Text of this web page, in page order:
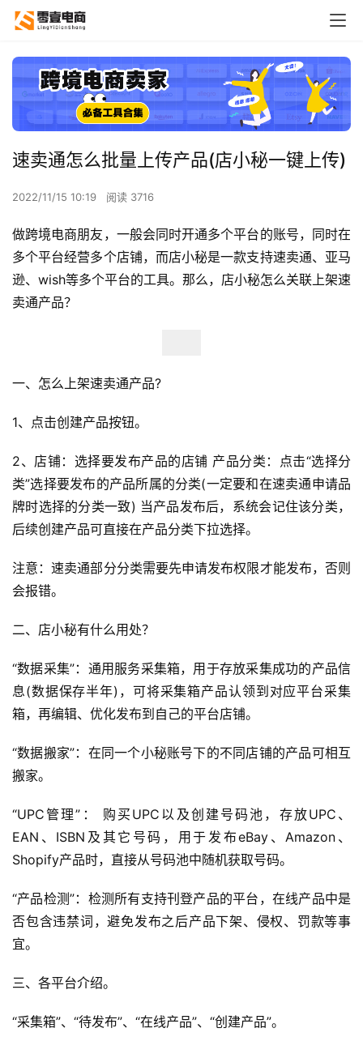
首
速卖通怎么批量上传产品(店小秘一键上传)
2022/11/15 10:19 阅读 3716
做跨境电商朋友，一般会同时开通多个平台的账号，同时在
多个平台经营多个店铺，而店小秘是一款支持速卖通、亚马
逊、wish等多个平台的工具。那么，店小秘怎么关联上架速
卖通产品？
一、怎么上架速卖通产品?
1、点击创建产品按钮。
2、店铺：选择要发布产品的店铺 产品分类：点击“选择分
类”选择要发布的产品所属的分类(一定要和在速卖通申请品
牌时选择的分类一致) 当产品发布后，系统会记住该分类，
后续创建产品可直接在产品分类下拉选择。
注意：速卖通部分分类需要先申请发布权限才能发布，否则
会报错。
二、店小秘有什么用处？
“数据采集”：通用服务采集箱，用于存放采集成功的产品信
息(数据保存半年)，可将采集箱产品认领到对应平台采集
箱，再编辑、优化发布到自己的平台店铺。
“数据搬家”：在同一个小秘账号下的不同店铺的产品可相互
搬家。
“UPC管理”： 购买UPC以及创建号码池，存放UPC、
EAN、ISBN及其它号码，用于发布eBay、Amazon、
Shopify产品时，直接从号码池中随机获取号码。
“产品检测”：检测所有支持刊登产品的平台，在线产品中是
否包含违禁词，避免发布之后产品下架、侵权、罚款等事
宜。
三、各平台介绍。
“采集箱”、“待发布”、“在线产品”、“创建产品”。